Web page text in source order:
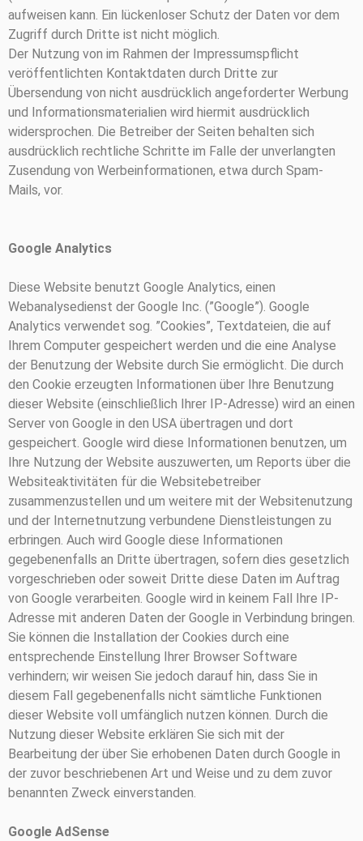
aufweisen kann. Ein lückenloser Schutz der Daten vor dem
Zugriff durch Dritte ist nicht möglich.
Der Nutzung von im Rahmen der Impressumspflicht
veröffentlichten Kontaktdaten durch Dritte zur
Übersendung von nicht ausdrücklich angeforderter Werbung
und Informationsmaterialien wird hiermit ausdrücklich
widersprochen. Die Betreiber der Seiten behalten sich
ausdrücklich rechtliche Schritte im Falle der unverlangten
Zusendung von Werbeinformationen, etwa durch Spam-
Mails, vor.
Google Analytics
Diese Website benutzt Google Analytics, einen
Webanalysedienst der Google Inc. (”Google”). Google
Analytics verwendet sog. ”Cookies”, Textdateien, die auf
Ihrem Computer gespeichert werden und die eine Analyse
der Benutzung der Website durch Sie ermöglicht. Die durch
den Cookie erzeugten Informationen über Ihre Benutzung
dieser Website (einschließlich Ihrer IP-Adresse) wird an einen
Server von Google in den USA übertragen und dort
gespeichert. Google wird diese Informationen benutzen, um
Ihre Nutzung der Website auszuwerten, um Reports über die
Websiteaktivitäten für die Websitebetreiber
zusammenzustellen und um weitere mit der Websitenutzung
und der Internetnutzung verbundene Dienstleistungen zu
erbringen. Auch wird Google diese Informationen
gegebenenfalls an Dritte übertragen, sofern dies gesetzlich
vorgeschrieben oder soweit Dritte diese Daten im Auftrag
von Google verarbeiten. Google wird in keinem Fall Ihre IP-
Adresse mit anderen Daten der Google in Verbindung bringen.
Sie können die Installation der Cookies durch eine
entsprechende Einstellung Ihrer Browser Software
verhindern; wir weisen Sie jedoch darauf hin, dass Sie in
diesem Fall gegebenenfalls nicht sämtliche Funktionen
dieser Website voll umfänglich nutzen können. Durch die
Nutzung dieser Website erklären Sie sich mit der
Bearbeitung der über Sie erhobenen Daten durch Google in
der zuvor beschriebenen Art und Weise und zu dem zuvor
benannten Zweck einverstanden.
Google AdSense